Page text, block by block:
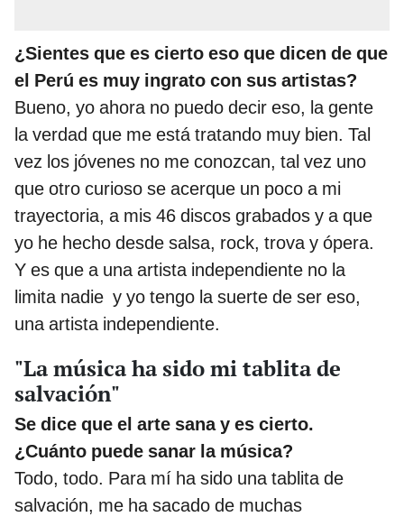
¿Sientes que es cierto eso que dicen de que
el Perú es muy ingrato con sus artistas?
Bueno, yo ahora no puedo decir eso, la gente
la verdad que me está tratando muy bien. Tal
vez los jóvenes no me conozcan, tal vez uno
que otro curioso se acerque un poco a mi
trayectoria, a mis 46 discos grabados y a que
yo he hecho desde salsa, rock, trova y ópera.
Y es que a una artista independiente no la
limita nadie y yo tengo la suerte de ser eso,
una artista independiente.
"La música ha sido mi tablita de
salvación"
Se dice que el arte sana y es cierto.
¿Cuánto puede sanar la música?
Todo, todo. Para mí ha sido una tablita de
salvación, me ha sacado de muchas